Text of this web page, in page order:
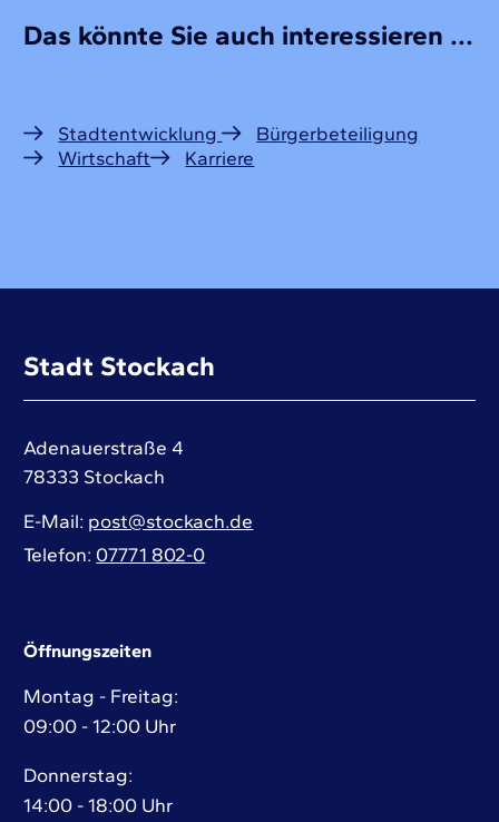
Das könnte Sie auch interessieren ...
Stadtentwicklung
Bürgerbeteiligung
Wirtschaft
Karriere
Stadt Stockach
Adenauerstraße 4
78333 Stockach
E-Mail post@stockach.de
Telefon 07771 802-0
Öffnungszeiten
Montag - Freitag:
09:00 - 12:00 Uhr
Donnerstag:
14:00 - 18:00 Uhr